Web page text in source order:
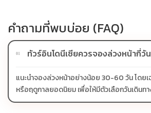
คำถามที่พบบ่อย (FAQ)
01 ทัวร์อินโดนีเซียควรจองล่วงหน้ากี่วั
แนะนำจองล่วงหน้าอย่างน้อย 30-60 วัน โดยเ
หรือฤดูกาลยอดนิยม เพื่อให้มีตัวเลือกวันเดินทา